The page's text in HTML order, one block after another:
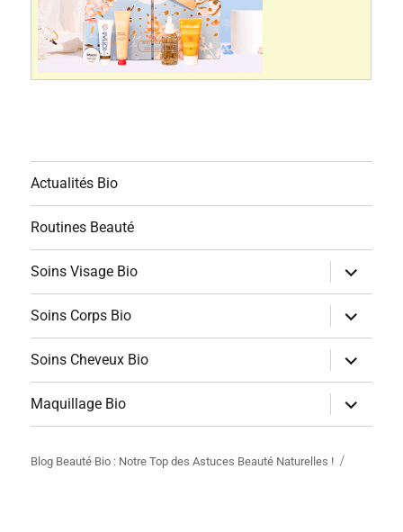
Actualités Bio
Routines Beauté
Soins Visage Bio
ouvrir
le
sous-
menu
Soins Corps Bio
ouvrir
le
sous-
menu
Soins Cheveux Bio
ouvrir
le
sous-
menu
Maquillage Bio
ouvrir
le
sous-
Blog Beauté Bio : Notre Top des Astuces Beauté Naturelles !